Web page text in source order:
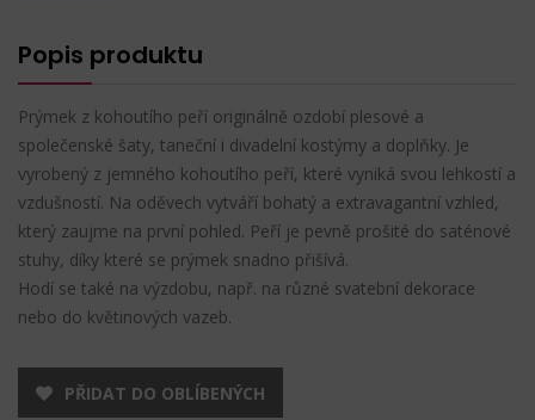
Popis produktu
Prýmek z kohoutího peří originálně ozdobí plesové a
společenské šaty, taneční i divadelní kostýmy a doplňky. Je
vyrobený z jemného kohoutího peří, které vyniká svou lehkostí a
vzdušností. Na oděvech vytváří bohatý a extravagantní vzhled,
který zaujme na první pohled. Peří je pevně prošité do saténové
stuhy, díky které se prýmek snadno přišívá.
Hodí se také na výzdobu, např. na různé svatební dekorace
nebo do květinových vazeb.
PŘIDAT DO OBLÍBENÝCH